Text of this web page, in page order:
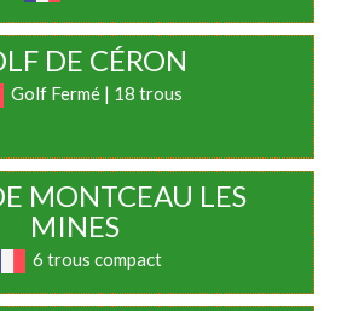
DE CÉRON
Golf Fermé | 18 trous
MONTCEAU LES
MINES
6 trous compact